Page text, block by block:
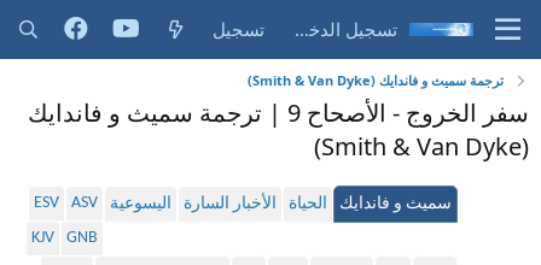
تسجيل الدخول تسجيل
ترجمة سميث و فاندايك (Smith & Van Dyke)
سفر الخروج - الأصحاح 9 | ترجمة سميث و فاندايك
(Smith & Van Dyke)
سميث و فاندايك الحياة الأخبار السارة اليسوعية ASV
ESV
GNB
KJV